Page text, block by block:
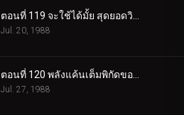
Jul. 20, 1988
ตอนที่ 120 พลังแค้นเต็มพิกัดของโกคู
Jul. 27, 1988